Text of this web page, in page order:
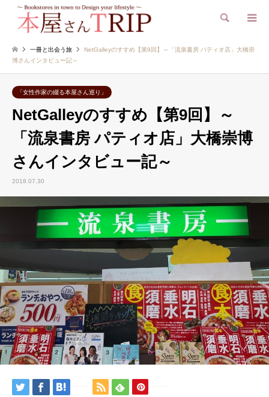
検索
一冊と出会う旅
NetGalleyのすすめ【第9回】～「流泉書房 パティオ店」大橋崇
博さんインタビュー記～
「女性作家の綴る本屋さん巡り」
NetGalleyのすすめ【第9回】～
「流泉書房 パティオ店」大橋崇博
さんインタビュー記～
2018.07.30